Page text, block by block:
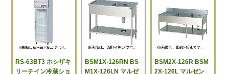
RS-63BT3 ホシザキ
リーチイン冷蔵ショ
BSM1X-126RN BS
M1X-126LN マルゼ
BSM2X-126R BSM
2X-126L マルゼン